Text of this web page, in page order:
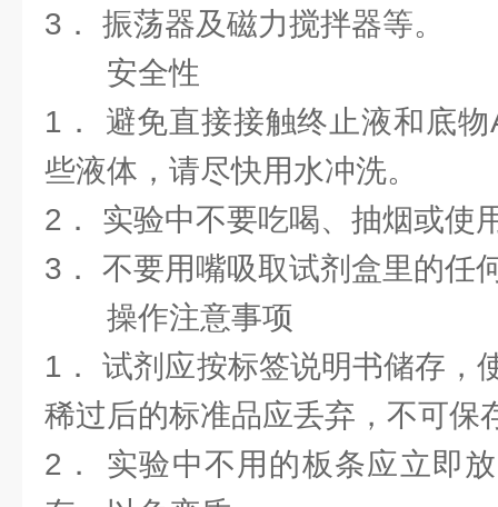
3． 振荡器及磁力搅拌器等。
安全性
1． 避免直接接触终止液和底
些液体，请尽快用水冲洗。
2． 实验中不要吃喝、抽烟或使
3． 不要用嘴吸取试剂盒里的任
操作注意事项
1． 试剂应按标签说明书储存，
稀过后的标准品应丢弃，不可保
2． 实验中不用的板条应立即